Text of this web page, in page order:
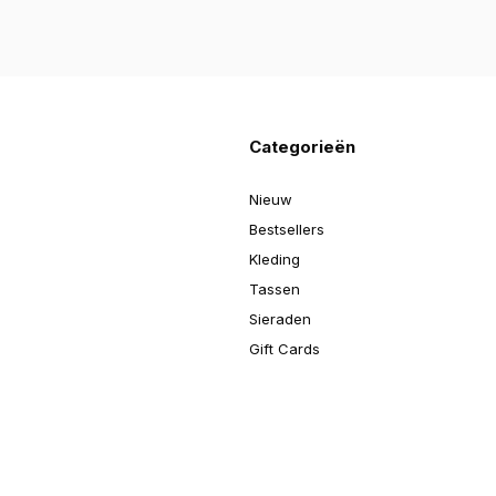
Categorieën
Nieuw
Bestsellers
Kleding
Tassen
Sieraden
Gift Cards